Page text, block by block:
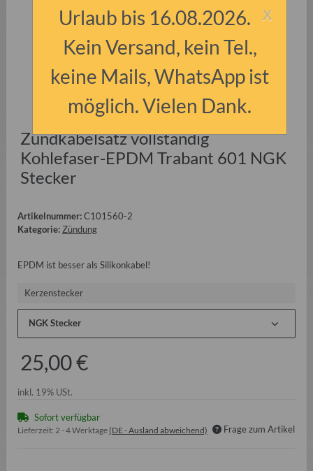
Zündkabelsatz vollständig
Kohlefaser-EPDM Trabant 601 NGK
Stecker
Artikelnummer:C101560-2
Kategorie:Zündung
EPDM ist besser als Silikonkabel!
Kerzenstecker
NGK Stecker
25,00 €
inkl. 19% USt.
Sofort verfügbar
Lieferzeit: 2 - 4 Werktage (DE - Ausland abweichend) Frage zum Artikel
x
Urlaub bis 16.08.2026.
Kein Versand, kein Tel.,
keine Mails, WhatsApp ist
möglich. Vielen Dank.